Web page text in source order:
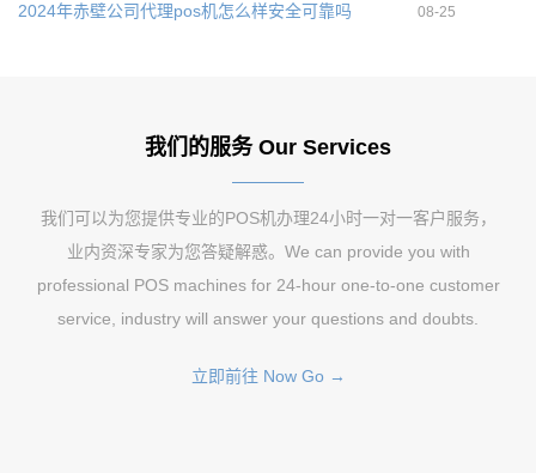
2024年赤壁公司代理pos机怎么样安全可靠吗 08-25
我们的服务 Our Services
我们可以为您提供专业的POS机办理24小时一对一客户服务，
业内资深专家为您答疑解惑。We can provide you with
professional POS machines for 24-hour one-to-one customer
service, industry will answer your questions and doubts.
立即前往 Now Go →